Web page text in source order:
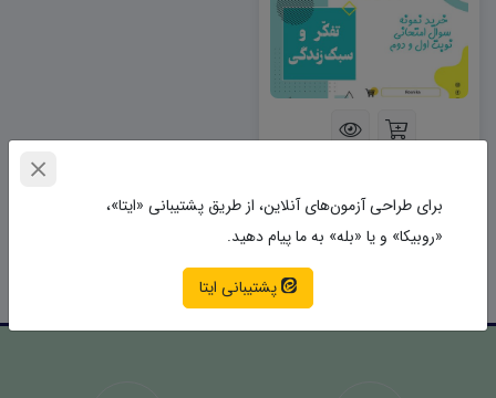
تفکر هفتم word (نوبت دوم)
40,000 تومان
برای طراحی آزمون‌های آنلاین، از طریق پشتیبانی «ایتا»،
«روبیکا» و یا «بله» به ما پیام دهید.
پشتیبانی ایتا